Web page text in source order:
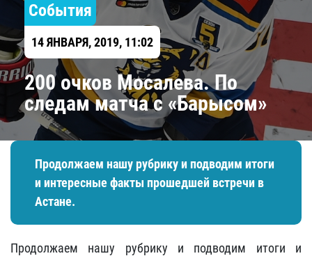
События
14 ЯНВАРЯ, 2019, 11:02
200 очков Мосалева. По
следам матча с «Барысом»
Продолжаем нашу рубрику и подводим итоги
и интересные факты прошедшей встречи в
Астане.
Продолжаем нашу рубрику и подводим итоги и